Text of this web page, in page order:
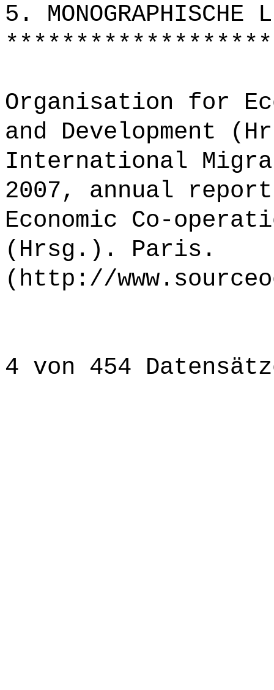
5. MONOGRAPHISCHE
Organisation for
and Development
International
2007, annual
Economic Co-
(Hrsg.). Paris.
(http://
4 von 454